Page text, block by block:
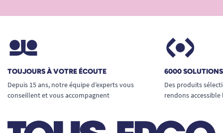
TOUJOURS À VOTRE ÉCOUTE
Depuis 15 ans, notre équipe d’experts vous
conseillent et vous accompagnent
6000
Des produits
rendons